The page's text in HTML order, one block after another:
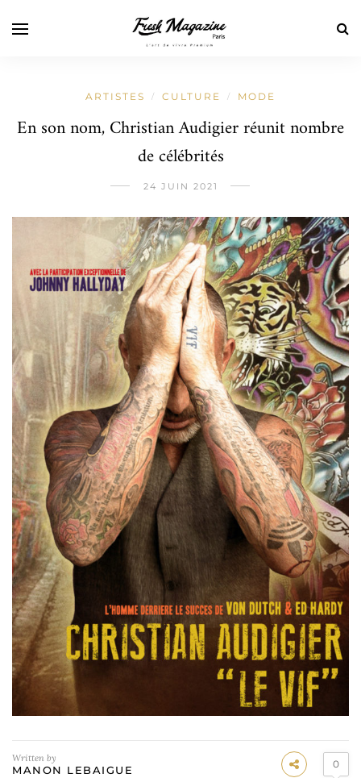
ARTISTES / CULTURE / MODE
En son nom, Christian Audigier réunit nombre
de célébrités
24 JUIN 2021
Written by
MANON LEBAIGUE 0